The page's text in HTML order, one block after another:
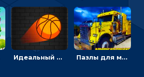
Идеальный данк: направлять пунктир в корзину и попадать мячом Пазлы для мальчиков с американскими грузовиками